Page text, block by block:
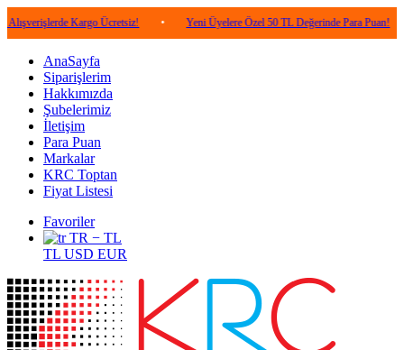
Kargo Ücretsiz! • Yeni Üyelere Özel 50 TL Değerinde Para Puan! •
AnaSayfa
Siparişlerim
Hakkımızda
Şubelerimiz
İletişim
Para Puan
Markalar
KRC Toptan
Fiyat Listesi
Favoriler
TR − TL
TL USD EUR